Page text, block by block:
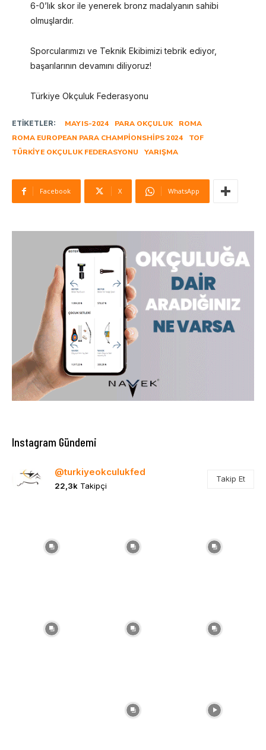
6-0’lık skor ile yenerek bronz madalyanın sahibi
olmuşlardır.
Sporcularımızı ve Teknik Ekibimizi tebrik ediyor,
başarılarının devamını diliyoruz!
Türkiye Okçuluk Federasyonu
ETIKETLER: MAYIS-2024 PARA OKÇULUK
ROMA
ROMA EUROPEAN PARA CHAMPIONSHIPS 2024
TOF
TÜRKIYE OKÇULUK FEDERASYONU
YARIŞMA
Facebook X WhatsApp
Instagram Gündemi
@turkiyeokculukfed
22,3k Takipçi
Takip Et